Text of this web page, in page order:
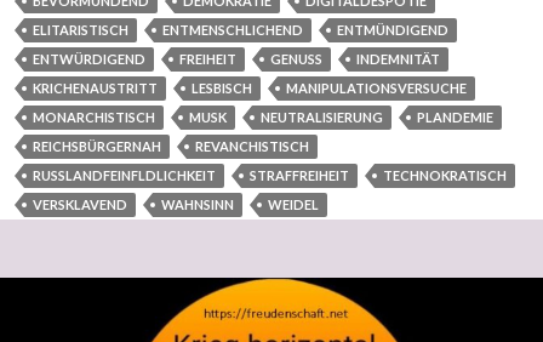
ELITARISTISCH
ENTMENSCHLICHEND
ENTMÜNDIGEND
ENTWÜRDIGEND
FREIHEIT GENUSS
INDEMNITÄT
KRICHENAUSTRITT
LESBISCH
MANIPULATIONSVERSUCHE
MONARCHISTISCH
MUSK NEUTRALISIERUNG
PLANDEMIE
REICHSBÜRGERNAH
REVANCHISTISCH
RUSSLANDFEINFLDLICHKEIT
STRAFFREIHEIT
TECHNOKRATISCH
VERSKLAVEND
WAHNSINN WEIDEL